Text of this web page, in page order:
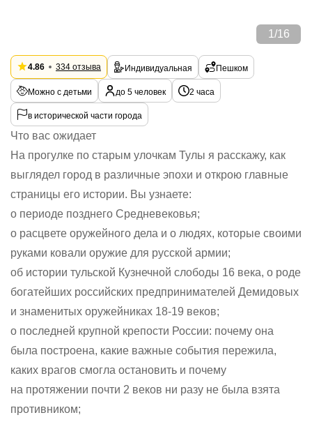
1 /16
4.86 334 отзыва Индивидуальная Пешком
Можно с детьми до 5 человек 2 часа
в исторической части города
Что вас ожидает
На прогулке по старым улочкам Тулы я расскажу, как
выглядел город в различные эпохи и открою главные
страницы его истории. Вы узнаете:
о периоде позднего Средневековья;
о расцвете оружейного дела и о людях, которые своими
руками ковали оружие для русской армии;
об истории тульской Кузнечной слободы 16 века, о роде
богатейших российских предпринимателей Демидовых
и знаменитых оружейниках 18-19 веков;
о последней крупной крепости России: почему она
была построена, какие важные события пережила,
каких врагов смогла остановить и почему
на протяжении почти 2 веков ни разу не была взята
противником;